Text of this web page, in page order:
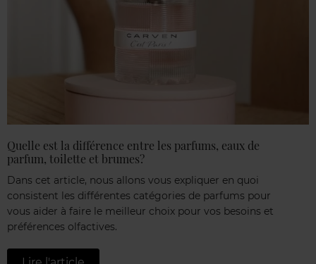
Quelle est la différence entre les parfums, eaux de
parfum, toilette et brumes?
Dans cet article, nous allons vous expliquer en quoi
consistent les différentes catégories de parfums pour
vous aider à faire le meilleur choix pour vos besoins et
préférences olfactives.